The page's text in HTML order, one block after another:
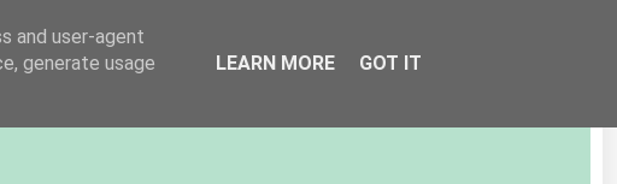
and user-agent
generate usage
LEARN MORE GOT IT